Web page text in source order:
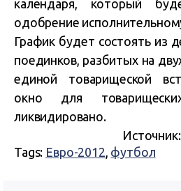
календаря, который
одобрение
График будет состоять из
поединков, разбитых на
единой товарищеской
окно для
ликвидировано.
Источник:
Tags: Евро-2012, футбол